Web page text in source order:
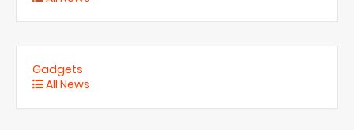
Gadgets
All News